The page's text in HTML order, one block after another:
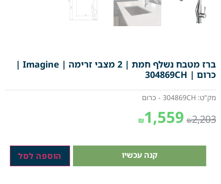
ברז מטבח נשלף חמת | 2 מצבי זרימה | Imagine |
כרום | 304869CH
מק"ט: 304869CH - כרום
₪2,203
₪1,559
קנה עכשיו הוספה לסל